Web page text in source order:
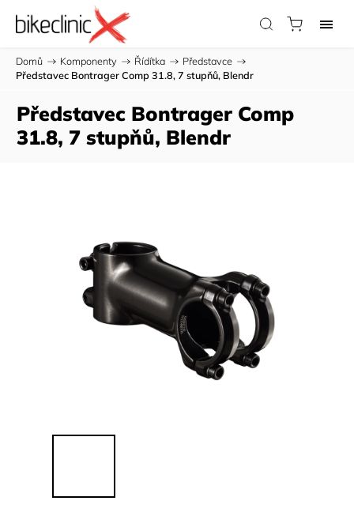
Domů / Komponenty / Řídítka / Představce /
Představec Bontrager Comp 31.8, 7 stupňů, Blendr
Představec Bontrager Comp
31.8, 7 stupňů, Blendr